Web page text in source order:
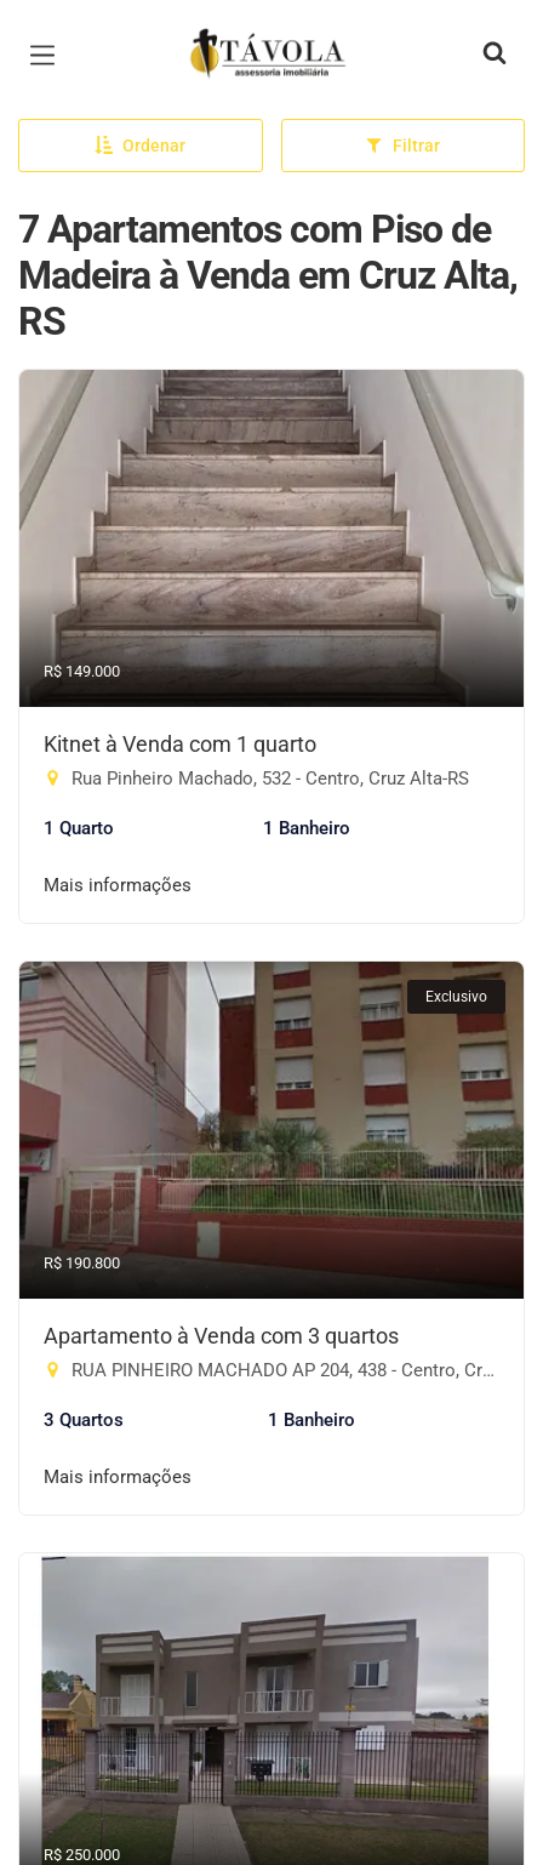
Página inicial
Ordenar Filtrar
7 Apartamentos com Piso de
Madeira à Venda em Cruz Alta,
RS
R$ 149.000
Kitnet à Venda com 1 quarto
Rua Pinheiro Machado, 532 - Centro, Cruz Alta-RS
1 Quarto 1 Banheiro
Mais informações
Exclusivo
R$ 190.800
Apartamento à Venda com 3 quartos
RUA PINHEIRO MACHADO AP 204, 438 - Centro, Cruz Alta-RS
3 Quartos 1 Banheiro
Mais informações
R$ 250.000